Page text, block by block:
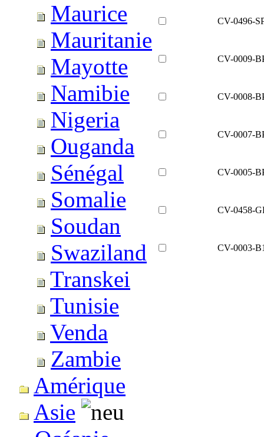
Maurice
Mauritanie
Mayotte
Namibie
Nigeria
Ouganda
Sénégal
Somalie
Soudan
Swaziland
Transkei
Tunisie
Venda
Zambie
Amérique
Asie
CV-0496-
CV-0009-
CV-0008-
CV-0007-
CV-0005-
CV-0458-
CV-0003-